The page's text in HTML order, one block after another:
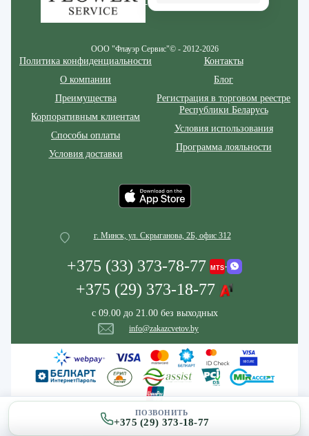
ПОЗВОНИТЬ
+375 (29) 373-18-77
ООО "Флауэр Сервис"© - 2012-2026
Политика конфиденциальности
О компании
Преимущества
Корпоративным клиентам
Способы оплаты
Условия доставки
Контакты
Блог
Регистрация в торговом реестре
Республики Беларусь
Условия использования
Программа лояльности
г. Минск, ул. Скрыганова, 2Б, офис 312
+375 (33) 373-78-77
+375 (29) 373-18-77
с 09.00 до 21.00 без выходных
info@zakazcvetov.by